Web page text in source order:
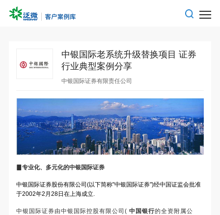
中银国际老系统升级替换项目 证券
行业典型案例分享
中银国际证券有限责任公司
专业化、多元化的中银国际证券
中银国际证券股份有限公司(以下简称"中银国际证券")经中国证监会批准
于2002年2月28日在上海成立.
中银国际证券由中银国际控股有限公司 ( 中国银行的全资附属公